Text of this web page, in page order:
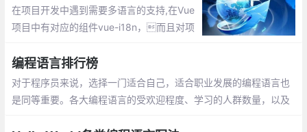
在项目开发中遇到需要多语言的支持,在Vue
项目中有对应的组件vue-i18n，而且对项
安装和使用，语言包的生成 & 替换项目中原
有的静态文本
编程语言排行榜
对于程序员来说，选择一门适合自己，适合职业发展的编程语言也
是同等重要。各大编程语言的受欢迎程度、学习的人群数量，以及